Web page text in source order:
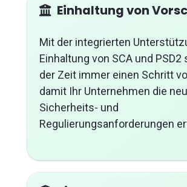
Einhaltung von
Mit der integrierten
Einhaltung von SCA und PSD2
der Zeit immer einen Schritt
damit Ihr Unternehmen die
Sicherheits- und
Regulierungsanforderungen